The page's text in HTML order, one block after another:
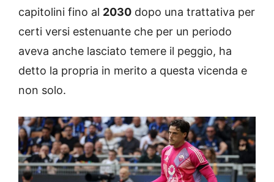
capitolini fino al 2030 dopo una trattativa per
certi versi estenuante che per un periodo
aveva anche lasciato temere il peggio, ha
detto la propria in merito a questa vicenda e
non solo.